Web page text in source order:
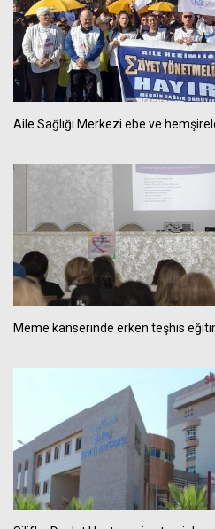
Aile Sağlığı Merkezi ebe ve
Meme kanserinde erken teşhis